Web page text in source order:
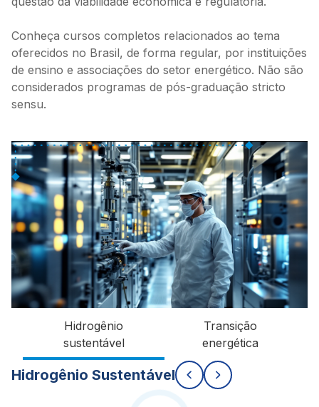
Conheça cursos completos relacionados ao tema
oferecidos no Brasil, de forma regular, por instituições
de ensino e associações do setor energético. Não são
considerados programas de pós-graduação stricto
sensu.
Hidrogênio
sustentável
Transição
energética
Hidrogênio Sustentável